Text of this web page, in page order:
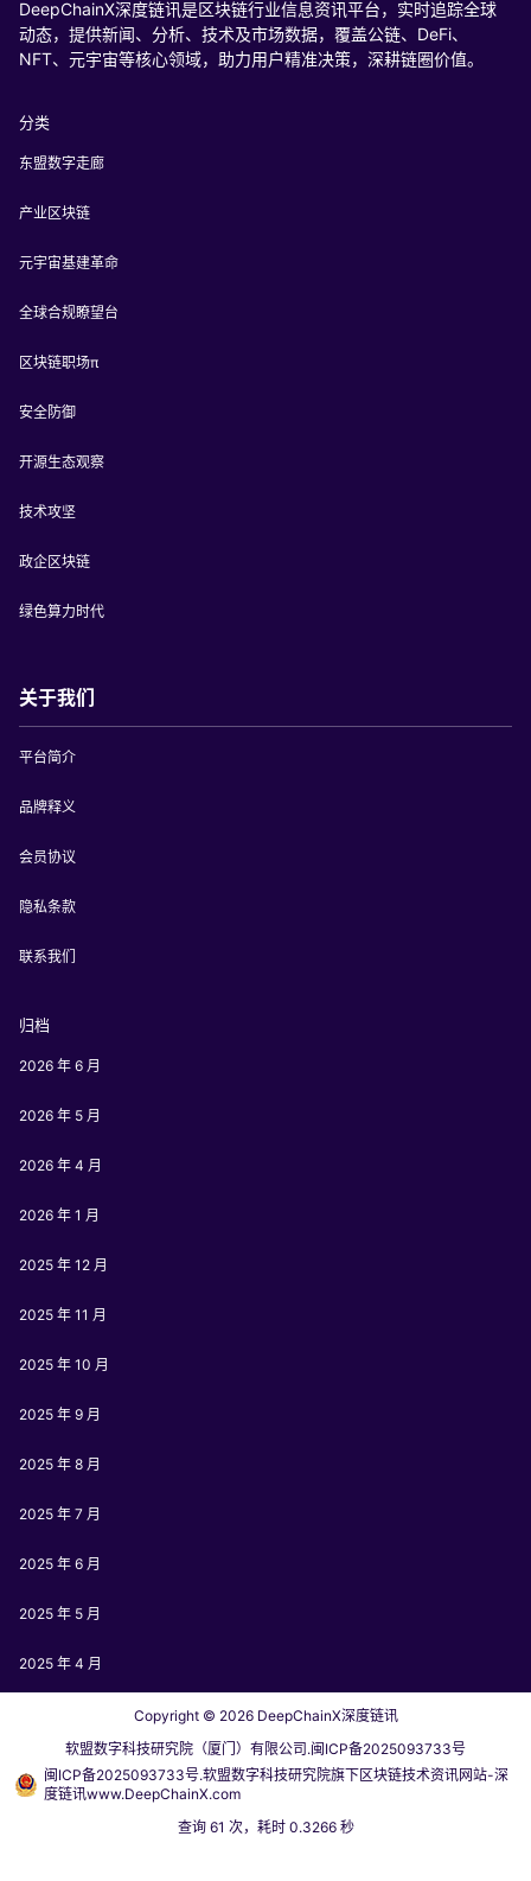
DeepChainX深度链讯是区块链行业信息资讯平台，实时追踪全球
动态，提供新闻、分析、技术及市场数据，覆盖公链、DeFi、
NFT、元宇宙等核心领域，助力用户精准决策，深耕链圈价值。
分类
东盟数字走廊
产业区块链
元宇宙基建革命
全球合规瞭望台
区块链职场π
安全防御
开源生态观察
技术攻坚
政企区块链
绿色算力时代
关于我们
平台简介
品牌释义
会员协议
隐私条款
联系我们
归档
2026 年 6 月
2026 年 5 月
2026 年 4 月
2026 年 1 月
2025 年 12 月
2025 年 11 月
2025 年 10 月
2025 年 9 月
2025 年 8 月
2025 年 7 月
2025 年 6 月
2025 年 5 月
2025 年 4 月
Copyright © 2026DeepChainX深度链讯
软盟数字科技研究院（厦门）有限公司.闽ICP备2025093733号
闽ICP备2025093733号.软盟数字科技研究院旗下区块链技术资讯网站-深
度链讯www.DeepChainX.com
查询 61 次，耗时 0.3266 秒